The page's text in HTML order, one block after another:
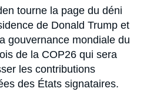
tourne la page du déni
de Donald Trump et
gouvernance mondiale du
de la COP26 qui sera
les contributions
des États signataires.